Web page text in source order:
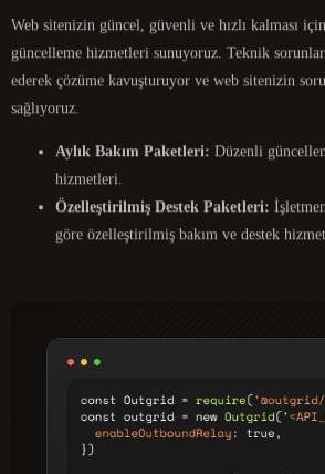
Web sitenizin güncel, güvenli ve hızlı kalması
güncelleme hizmetleri sunuyoruz. Teknik
ederek çözüme kavuşturuyor ve web sitenizin
sağlıyoruz.
Aylık Bakım Paketleri: Düzenli
hizmetleri.
Özelleştirilmiş Destek Paketleri:
göre özelleştirilmiş bakım ve destek